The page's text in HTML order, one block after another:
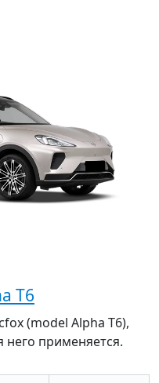
T6
(model Alpha T6),
него применяется.